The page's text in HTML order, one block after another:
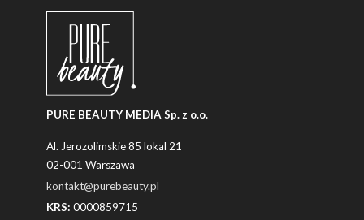
PURE BEAUTY MEDIA Sp. z o.o.
Al. Jerozolimskie 85 lokal 21
02-001 Warszawa
kontakt@purebeauty.pl
KRS: 0000859715